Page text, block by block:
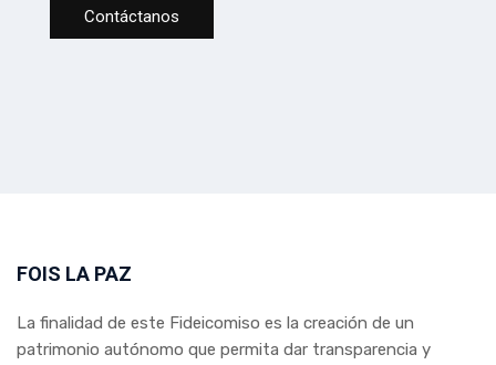
Contáctanos
FOIS LA PAZ
La finalidad de este Fideicomiso es la creación de un
patrimonio autónomo que permita dar transparencia y